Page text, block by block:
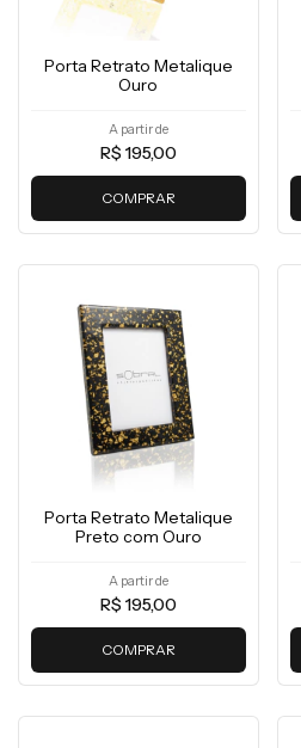
Porta Retrato Metalique
Ouro
A partir de
R$ 195,00
COMPRAR
Porta Retrato Metalique
Preto com Ouro
A partir de
R$ 195,00
COMPRAR